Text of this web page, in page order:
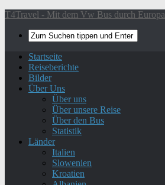
T4Travel - Mit dem Vw Bus durch Europa
Startseite
Reiseberichte
Bilder
Über Uns
Über uns
Über unsere Reise
Über den Bus
Statistik
Länder
Italien
Slowenien
Kroatien